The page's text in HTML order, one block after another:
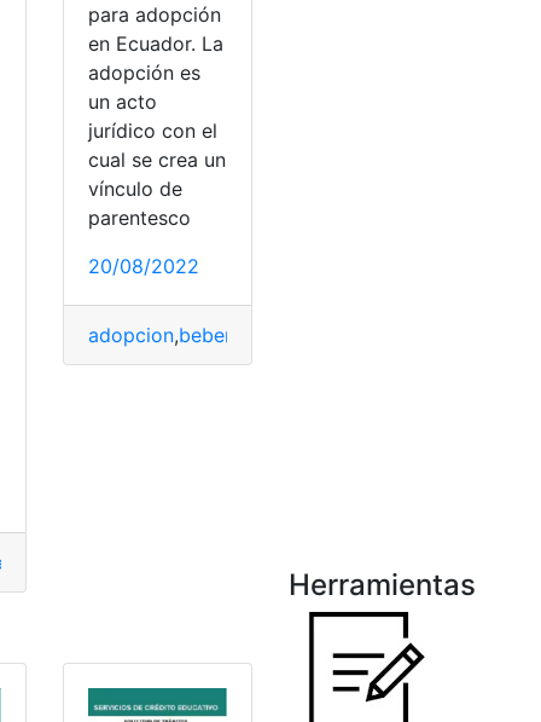
Sur
para adopción
en Ecuador. La
adopción es
un acto
jurídico con el
cual se crea un
vínculo de
parentesco
20/08/2022
adopcion,beber
Herramientas